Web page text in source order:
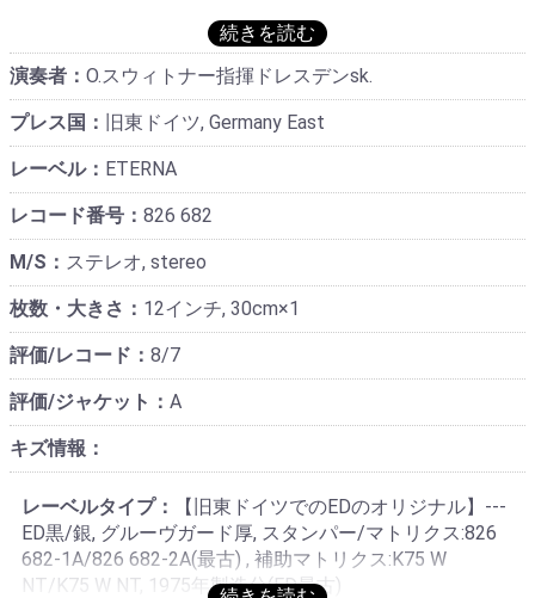
演奏者： O.スウィトナー指揮ドレスデンsk.
プレス国： 旧東ドイツ, Germany East
レーベル： ETERNA
レコード番号： 826 682
M/S： ステレオ, stereo
枚数・大きさ： 12インチ, 30cm×1
評価/レコード： 8/7
評価/ジャケット： A
キズ情報：
レーベルタイプ：
【旧東ドイツでのEDのオリジナル】---
ED黒/銀, グルーヴガード厚, スタンパー/マトリクス:826
682-1A/826 682-2A(最古) , 補助マトリクス:K75 W
NT/K75 W NT, 1975年製造分(ED最古)